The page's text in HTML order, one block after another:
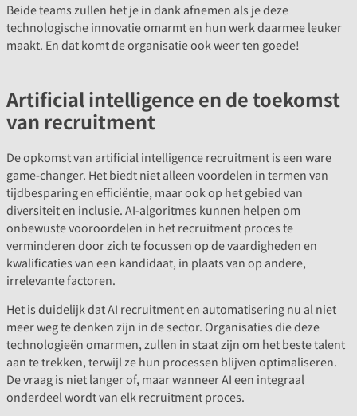
Beide teams zullen het je in dank afnemen als je deze
technologische innovatie omarmt en hun werk daarmee leuker
maakt. En dat komt de organisatie ook weer ten goede!
Artificial intelligence en de toekomst
van recruitment
De opkomst van artificial intelligence recruitment is een ware
game-changer. Het biedt niet alleen voordelen in termen van
tijdbesparing en efficiëntie, maar ook op het gebied van
diversiteit en inclusie. AI-algoritmes kunnen helpen om
onbewuste vooroordelen in het recruitment proces te
verminderen door zich te focussen op de vaardigheden en
kwalificaties van een kandidaat, in plaats van op andere,
irrelevante factoren.
Het is duidelijk dat AI recruitment en automatisering nu al niet
meer weg te denken zijn in de sector. Organisaties die deze
technologieën omarmen, zullen in staat zijn om het beste talent
aan te trekken, terwijl ze hun processen blijven optimaliseren.
De vraag is niet langer of, maar wanneer AI een integraal
onderdeel wordt van elk recruitment proces.